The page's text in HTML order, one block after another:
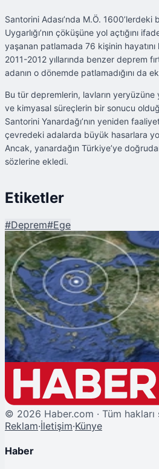
Santorini Adası’nda M.Ö. 1600’lerdeki
Uygarlığı’nın çöküşüne yol açtığını
yaşanan patlamada 76 kişinin
2011-2012 yıllarında benzer deprem
adanın o dönemde patlamadığını da
Bu tür depremlerin, lavların yeryüzüne
ve kimyasal süreçlerin bir sonucu
Santorini Yanardağı’nın yeniden
çevredeki adalarda büyük hasarlara
Ancak, yanardağın Türkiye’ye
sözlerine ekledi.
Etiketler
#Deprem#Ege
Şu An Okunan
Uzman İsimden Korkutan Yorum: Ege'deki
Habercisi
© 2026 Haber.com · Tüm hakları
Reklam·İletişim·Künye
Haber